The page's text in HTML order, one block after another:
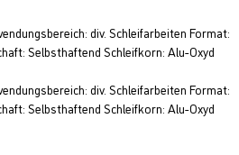
div. Schleifarbeiten Format:
Selbsthaftend Schleifkorn: Alu-Oxyd
div. Schleifarbeiten Format:
Selbsthaftend Schleifkorn: Alu-Oxyd